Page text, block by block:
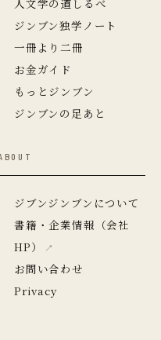
ジンブン独学ノート
一冊より二冊
お金ガイド
もっとジンブン
ジンブンの足あと
ジブンジンブンについて
書籍・企業情報（会社
HP）
お問い合わせ
Privacy